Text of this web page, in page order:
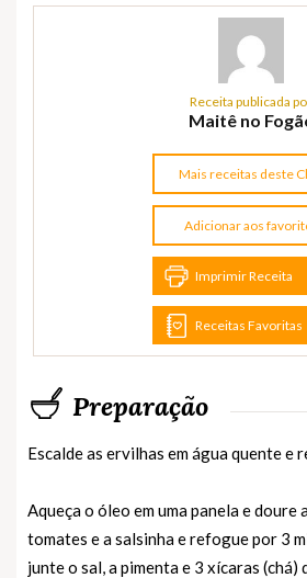
Receita publicada
Maitê no
Mais receitas deste
Adicionar aos
Imprimir Receita
Receitas Favoritas
Preparação
Escalde as ervilhas em água quente e
Aqueça o óleo em uma panela e doure
tomates e a salsinha e refogue por 3
junte o sal, a pimenta e 3 xícaras (chá)